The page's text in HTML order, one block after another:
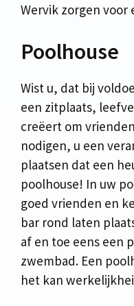
Wervik zorgen
Poolhouse
Wist u, dat bij
een zitplaats,
creëert om
nodigen, u een
plaatsen dat een
poolhouse! In uw
goed vrienden en
bar rond laten
af en toe eens een
zwembad. Een
het kan